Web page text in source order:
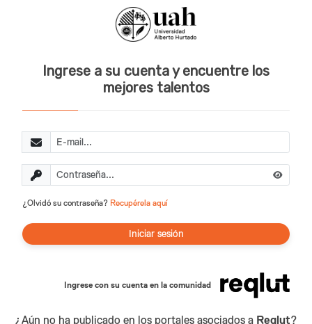
Ingrese a su cuenta y encuentre los
mejores talentos
E-mail
Contraseña
¿Olvidó su contraseña? Recupérela aquí
Iniciar sesión
Ingrese con su cuenta en la comunidad
¿Aún no ha publicado en los portales asociados a Reqlut?